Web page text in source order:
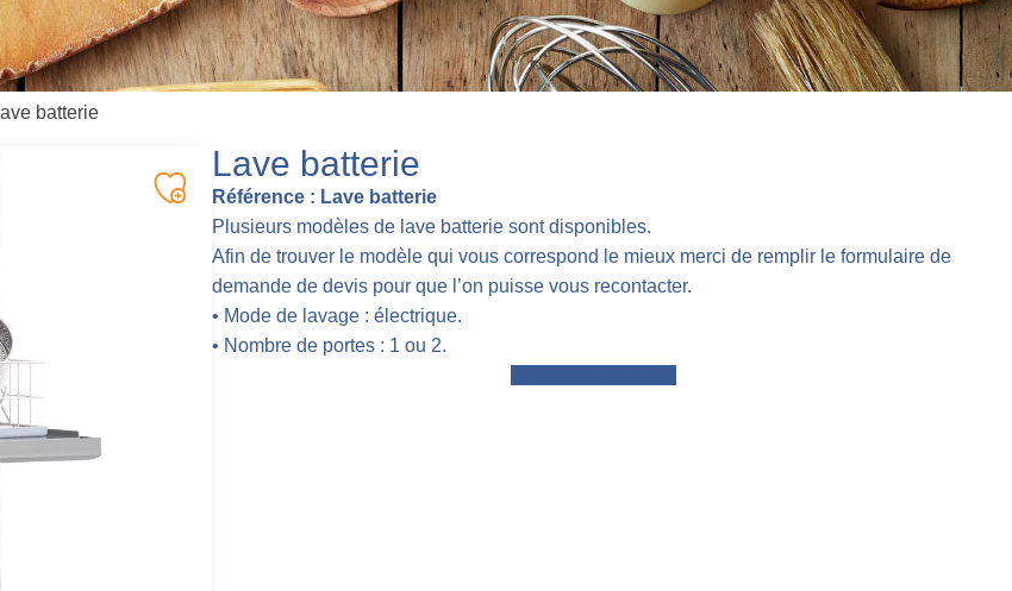
batterie
Lave batterie
Référence : Lave batterie
Plusieurs modèles de lave batterie sont disponibles.
Afin de trouver le modèle qui vous correspond le mieux merci de remplir le formulaire de
demande de devis pour que l’on puisse vous recontacter.
• Mode de lavage : électrique.
• Nombre de portes : 1 ou 2.